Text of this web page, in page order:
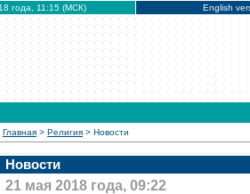
года, 11:15 (МСК) English
Главная > Религия > Новости
Новости
21 мая 2018 года, 09:22